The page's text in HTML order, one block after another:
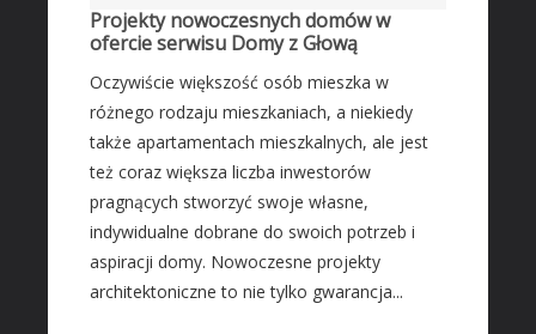
Projekty nowoczesnych domów w
ofercie serwisu Domy z Głową
Oczywiście większość osób mieszka w
różnego rodzaju mieszkaniach, a niekiedy
także apartamentach mieszkalnych, ale jest
też coraz większa liczba inwestorów
pragnących stworzyć swoje własne,
indywidualne dobrane do swoich potrzeb i
aspiracji domy. Nowoczesne projekty
architektoniczne to nie tylko gwarancja...